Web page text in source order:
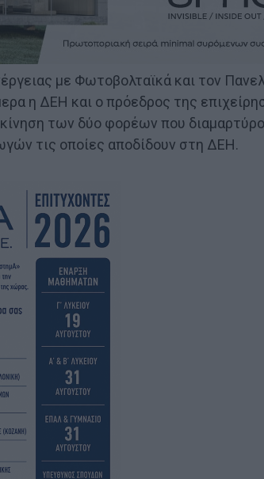
με Φωτοβολταϊκά και τον
η ΔΕΗ και ο πρόεδρος της
των δύο φορέων που
τις οποίες αποδίδουν στη ΔΕΗ.